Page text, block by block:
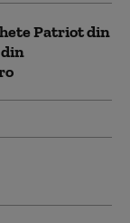
Patriot din